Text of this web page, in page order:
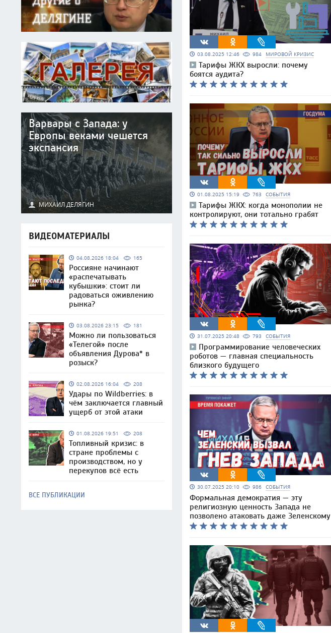
Варвары с Запада: у
Европы веками чешется
экспансия
МИХАИЛ ДЕЛЯГИН
ВИДЕОМАТЕРИАЛЫ
04.08.2026 18:04 165
Россияне начинают
«распечатывать
кубышки»: стоит ли
радоваться оживлению
рынка?
03.08.2026 23:15 181
Можно ли пользоваться
«Телегой» после
объявления Дурова* в
розыск?
02.08.2026 16:04 208
Удары по Wildberries: в
чём заключается главный
ущерб от этой атаки
01.08.2026 19:51 208
Топливный кризис: в
стране проблемы с
производством, но у
перекупов всё есть
ВСЕ ПУБЛИКАЦИИ
03.08.2025 12:46 984 МИРОВОЙ КРИЗИС
Тарифы ЖКХ выросли: почему
боятся аудита?
01.08.2025 15:19 763 СОБЫТИЯ
Тарифы ЖКХ: когда монополии не
контролируют, они тотально грабят
31.07.2025 20:48 793 СОБЫТИЯ
Программирование человеческих
роботов — главная специальность
близкого будущего
30.07.2025 20:10 986 СОБЫТИЯ
Формальная демократия — эту
религиозную ценность Запада не
позволено атаковать даже Зеленскому